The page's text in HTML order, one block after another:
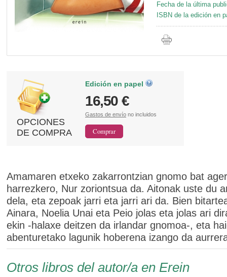
Fecha de la última
ISBN de la edición en
OPCIONES
DE COMPRA
Edición en papel
16,50 €
Gastos de envío no incluidos
Amamaren etxeko zakarrontzian gnomo bat
harrezkero, Nur zoriontsua da. Aitonak uste du
dela, eta zepoak jarri eta jarri ari da. Bien
Ainara, Noelia Unai eta Peio jolas eta jolas ari
ekin -halaxe deitzen da irlandar gnomoa-, eta
abenturetako lagunik hoberena izango da
Otros libros del autor/a en Erein